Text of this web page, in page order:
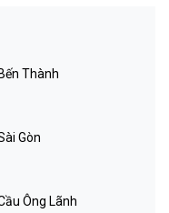
Thành
Gòn
Ông Lãnh